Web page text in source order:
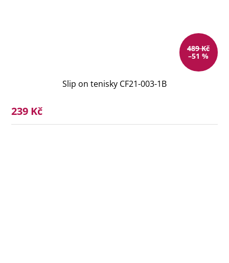
489 Kč
–51 %
Slip on tenisky CF21-003-1B
239 Kč